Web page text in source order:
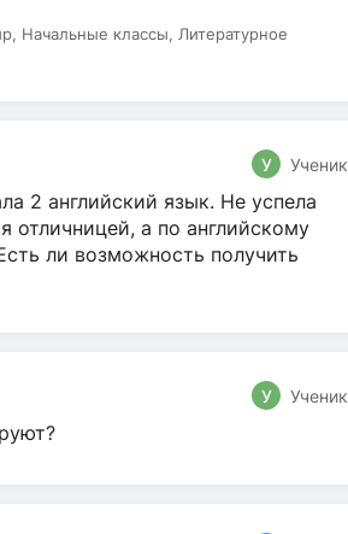
Начальные классы, Литературное
У Ученик
2 английский язык. Не успела
отличницей, а по английскому
ли возможность получить
У Ученик